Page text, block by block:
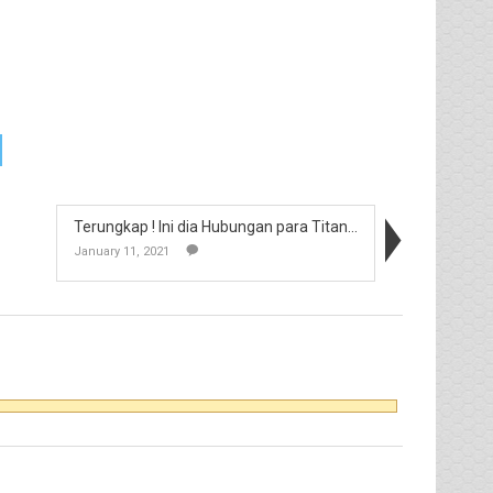
January 11, 2021